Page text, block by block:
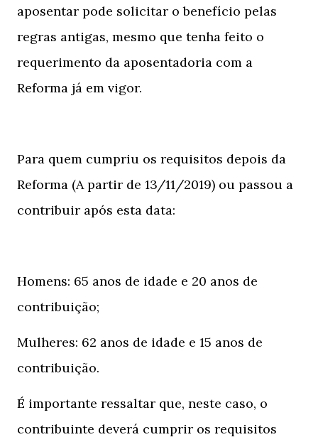
aposentar pode solicitar o benefício pelas
regras antigas, mesmo que tenha feito o
requerimento da aposentadoria com a
Reforma já em vigor.
Para quem cumpriu os requisitos depois da
Reforma (A partir de 13/11/2019) ou passou a
contribuir após esta data:
Homens: 65 anos de idade e 20 anos de
contribuição;
Mulheres: 62 anos de idade e 15 anos de
contribuição.
É importante ressaltar que, neste caso, o
contribuinte deverá cumprir os requisitos